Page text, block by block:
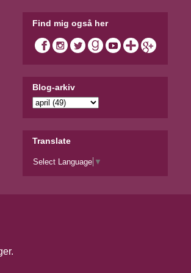
Find mig også her
Blog-arkiv
Translate
Select Language ▼
.